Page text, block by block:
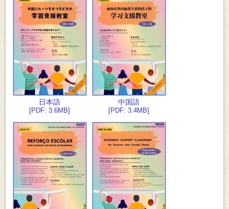
日本語
[PDF: 3.6MB]
中国語
[PDF: 3.4MB]